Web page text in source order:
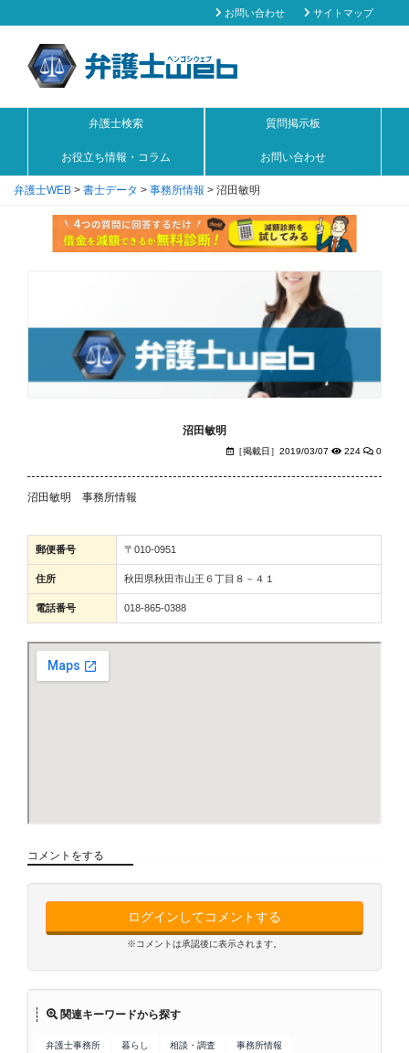
お問い合わせ サイトマップ
弁護士検索 質問掲示板
お役立ち情報・コラム お問い合わせ
弁護士WEB > 書士データ > 事務所情報 > 沼田敏明
沼田敏明
［掲載日］2019/03/07 224 0
沼田敏明 事務所情報
郵便番号 〒010-0951
住所 秋田県秋田市山王６丁目８－４１
電話番号 018-865-0388
コメントをする
ログインしてコメントする
※コメントは承認後に表示されます。
関連キーワードから探す
弁護士事務所 暮らし 相談・調査 事務所情報